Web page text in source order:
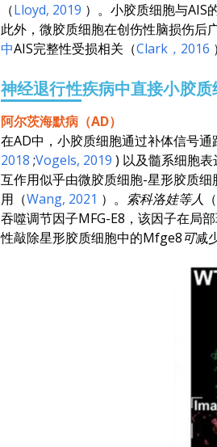
（Lloyd, 2019 ）。小胶质细胞与AIS
此外，微胶质细胞在创伤性脑损伤后
中AIS完整性受损相关（Clark ，2016
神经退行性疾病中直接小胶
阿尔茨海默病（AD）
在AD中，小胶质细胞通过补体信号
2018 ;Vogels, 2019 ) 以及髓系细胞
互作用似乎由微胶质细胞-星形胶质
用（Wang, 2021 ）。 索科洛娃等人 （
吞噬调节因子MFG-E8，该因子在局
性敲除星形胶质细胞中的Mfge8可减